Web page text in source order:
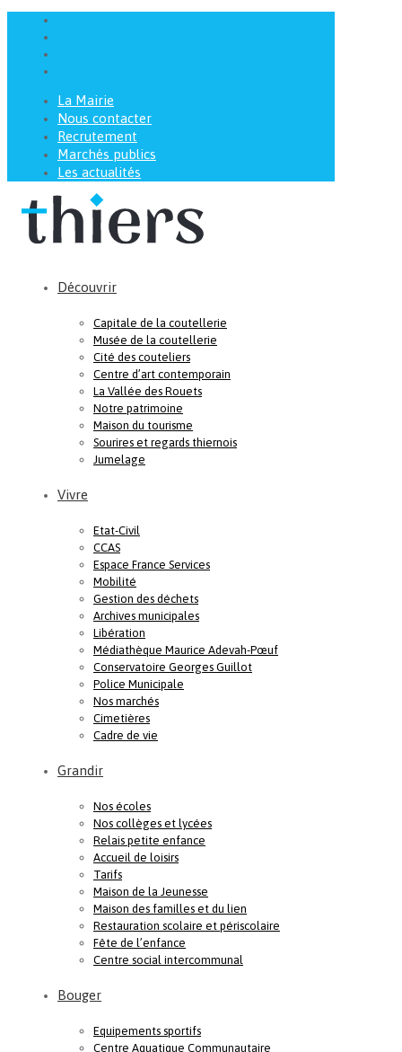
La Mairie
Nous contacter
Recrutement
Marchés publics
Les actualités
Découvrir
Capitale de la coutellerie
Musée de la coutellerie
Cité des couteliers
Centre d’art contemporain
La Vallée des Rouets
Notre patrimoine
Maison du tourisme
Sourires et regards thiernois
Jumelage
Vivre
Etat-Civil
CCAS
Espace France Services
Mobilité
Gestion des déchets
Archives municipales
Libération
Médiathèque Maurice Adevah-Pœuf
Conservatoire Georges Guillot
Police Municipale
Nos marchés
Cimetières
Cadre de vie
Grandir
Nos écoles
Nos collèges et lycées
Relais petite enfance
Accueil de loisirs
Tarifs
Maison de la Jeunesse
Maison des familles et du lien
Restauration scolaire et périscolaire
Fête de l’enfance
Centre social intercommunal
Bouger
Equipements sportifs
Centre Aquatique Communautaire